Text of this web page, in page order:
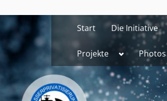
to
content
Start Die Initiative
Projekte Toggle
menu
Photos